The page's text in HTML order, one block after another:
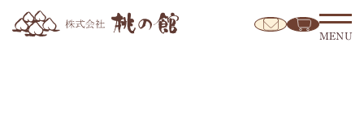
MENU